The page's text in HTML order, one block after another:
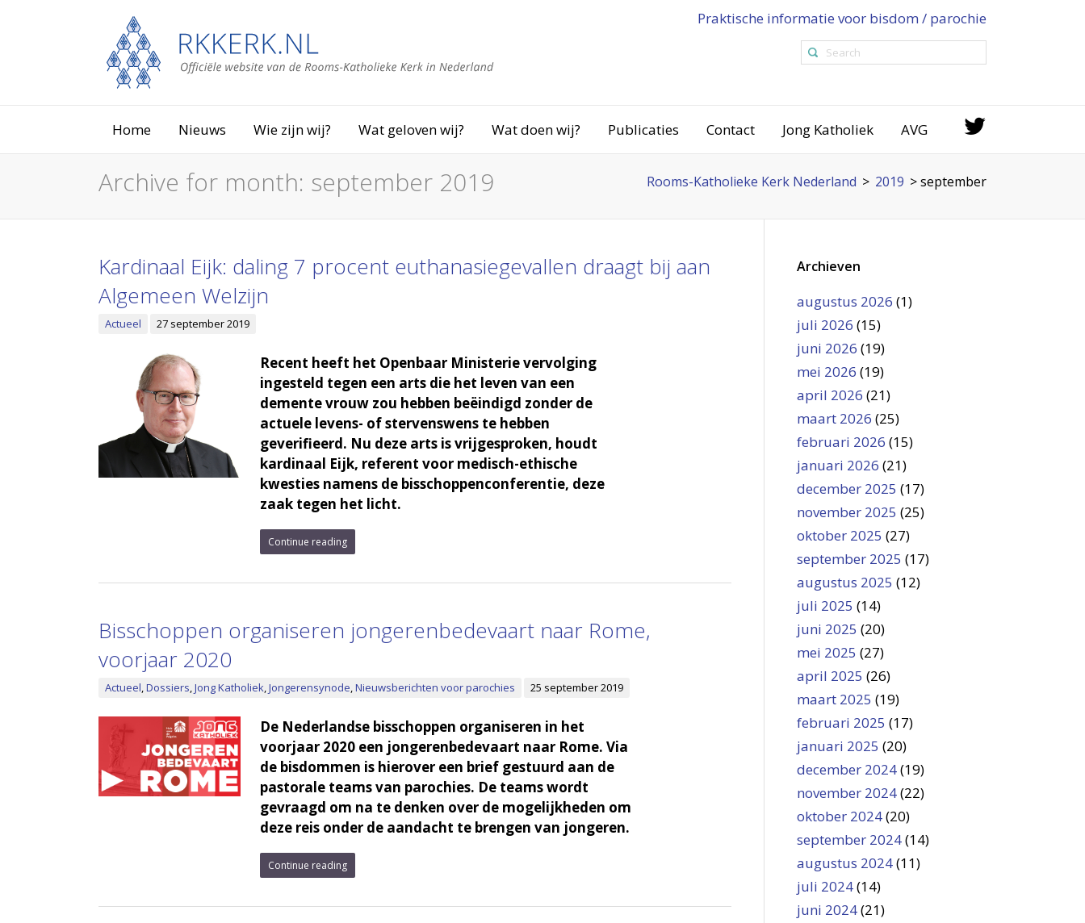
Praktische informatie voor bisdom / parochie
Home Nieuws Wie zijn wij? Wat geloven wij? Wat doen wij? Publicaties Contact Jong Katholiek AVG
Archive for month: september 2019 Rooms-Katholieke Kerk Nederland > 2019 >september
Kardinaal Eijk: daling 7 procent euthanasiegevallen draagt bij aan
Algemeen Welzijn
Actueel 27 september 2019
Recent heeft het Openbaar Ministerie vervolging
ingesteld tegen een arts die het leven van een
demente vrouw zou hebben beëindigd zonder de
actuele levens- of stervenswens te hebben
geverifieerd. Nu deze arts is vrijgesproken, houdt
kardinaal Eijk, referent voor medisch-ethische
kwesties namens de bisschoppenconferentie, deze
zaak tegen het licht.
Continue reading
Bisschoppen organiseren jongerenbedevaart naar Rome,
voorjaar 2020
Actueel,Dossiers,Jong Katholiek,Jongerensynode,Nieuwsberichten voor parochies 25 september 2019
De Nederlandse bisschoppen organiseren in het
voorjaar 2020 een jongerenbedevaart naar Rome. Via
de bisdommen is hierover een brief gestuurd aan de
pastorale teams van parochies. De teams wordt
gevraagd om na te denken over de mogelijkheden om
deze reis onder de aandacht te brengen van jongeren.
Continue reading
Archieven
augustus 2026 (1)
juli 2026 (15)
juni 2026 (19)
mei 2026 (19)
april 2026 (21)
maart 2026 (25)
februari 2026 (15)
januari 2026 (21)
december 2025 (17)
november 2025 (25)
oktober 2025 (27)
september 2025 (17)
augustus 2025 (12)
juli 2025 (14)
juni 2025 (20)
mei 2025 (27)
april 2025 (26)
maart 2025 (19)
februari 2025 (17)
januari 2025 (20)
december 2024(19)
november 2024(22)
oktober 2024(20)
september 2024(14)
augustus 2024(11)
juli 2024(14)
juni 2024(21)